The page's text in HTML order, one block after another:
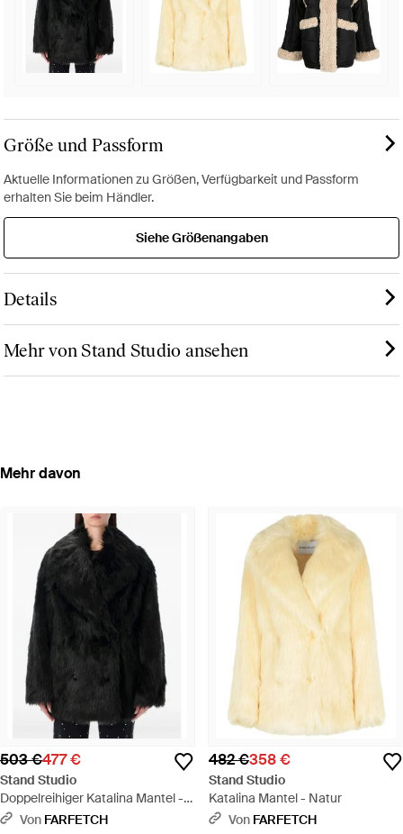
Größe und Passform
Aktuelle Informationen zu Größen, Verfügbarkeit und Passform
erhalten Sie beim Händler.
Siehe Größenangaben
Details
Mehr von Stand Studio ansehen
Mehr davon
503 €477 €
Stand Studio
Doppelreihiger Katalina Mantel -
Schwarz
Von FARFETCH
482 €358 €
Stand Studio
Katalina Mantel - Natur
Von FARFETCH